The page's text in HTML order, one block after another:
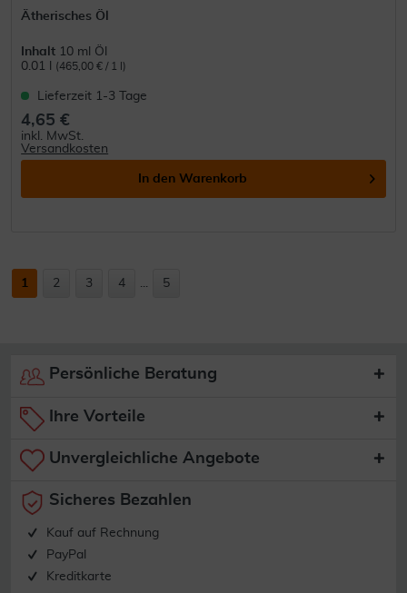
Ätherisches Öl
Inhalt 10 ml Öl
0.01 l
(465,00 € / 1 l)
Lieferzeit 1-3 Tage
4,65 €
inkl. MwSt.
Versandkosten
In den Warenkorb
1 2 3 4 ... 5
Persönliche Beratung
Ihre Vorteile
Unvergleichliche Angebote
Sicheres Bezahlen
Kauf auf Rechnung
PayPal
Kreditkarte